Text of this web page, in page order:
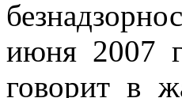
июня 2007
говорит в